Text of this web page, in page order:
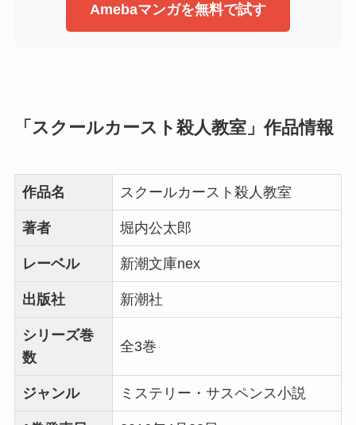
Amebaマンガを無料で試す
「スクールカースト殺人教室」作品情報
作品名 スクールカースト殺人教室
著者 堀内公太郎
レーベル 新潮文庫nex
出版社 新潮社
シリーズ巻
数
全3巻
ジャンル ミステリー・サスペンス小説